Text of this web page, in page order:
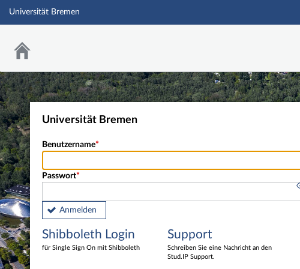
Universität Bremen
Universität Bremen
Benutzername
Passwort
Anmelden
Shibboleth Login
für Single Sign On mit Shibboleth
Support
Schreiben Sie eine Nachricht an den
Stud.IP Support.